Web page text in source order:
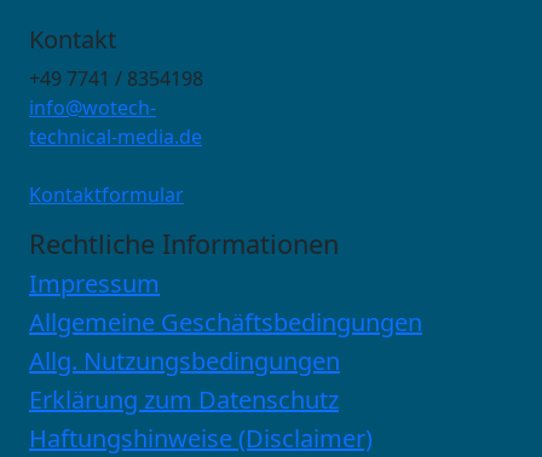
Kontakt
+49 7741 / 8354198
info@wotech-
technical-media.de
Kontaktformular
Rechtliche Informationen
Impressum
Allgemeine Geschäftsbedingungen
Allg. Nutzungsbedingungen
Erklärung zum Datenschutz
Haftungshinweise (Disclaimer)